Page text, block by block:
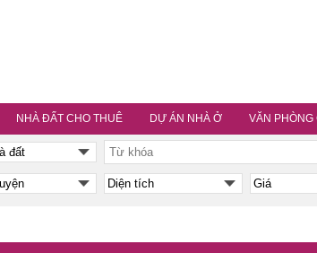
NHÀ ĐẤT CHO THUÊ DỰ ÁN NHÀ Ở VĂN PHÒNG